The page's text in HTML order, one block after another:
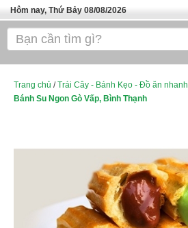
Hôm nay, Thứ Bảy 08/08/2026
Trang chủ
Tuyển Sinh Đào Tạo
Trang chủ /Trái Cây - Bánh Kẹo - Đồ ăn nhanh
Bánh Su Ngon Gò Vấp, Bình Thạnh